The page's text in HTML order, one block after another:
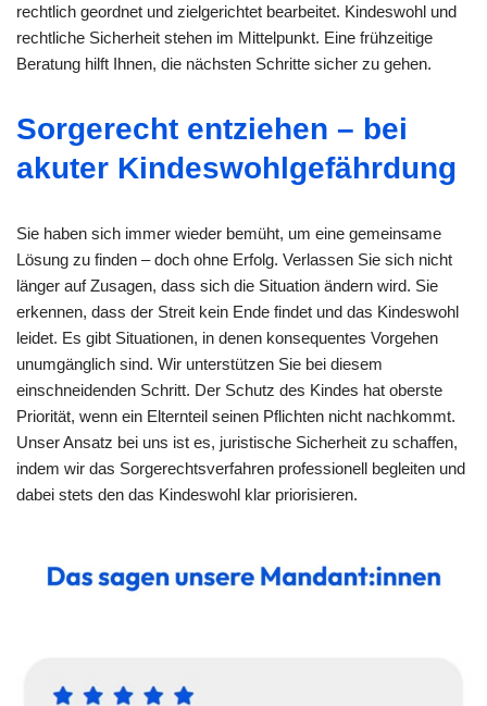
rechtlich geordnet und zielgerichtet bearbeitet. Kindeswohl und
rechtliche Sicherheit stehen im Mittelpunkt. Eine frühzeitige
Beratung hilft Ihnen, die nächsten Schritte sicher zu gehen.
Sorgerecht entziehen – bei
akuter Kindeswohlgefährdung
Sie haben sich immer wieder bemüht, um eine gemeinsame
Lösung zu finden – doch ohne Erfolg. Verlassen Sie sich nicht
länger auf Zusagen, dass sich die Situation ändern wird. Sie
erkennen, dass der Streit kein Ende findet und das Kindeswohl
leidet. Es gibt Situationen, in denen konsequentes Vorgehen
unumgänglich sind. Wir unterstützen Sie bei diesem
einschneidenden Schritt. Der Schutz des Kindes hat oberste
Priorität, wenn ein Elternteil seinen Pflichten nicht nachkommt.
Unser Ansatz bei uns ist es, juristische Sicherheit zu schaffen,
indem wir das Sorgerechtsverfahren professionell begleiten und
dabei stets den das Kindeswohl klar priorisieren.